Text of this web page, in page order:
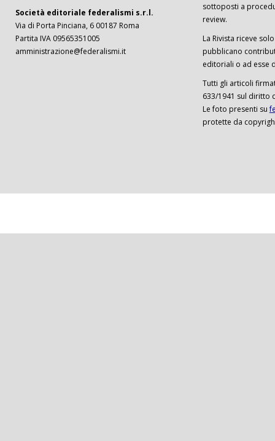
Società editoriale federalismi s.r.l.
Via di Porta Pinciana, 6 00187 Roma
Partita IVA 09565351005
amministrazione@federalismi.it
sottoposti a
review.
La Rivista riceve
pubblicano
editoriali o ad esse
Tutti gli articoli
633/1941 sul diritto
Le foto presenti su
protette da